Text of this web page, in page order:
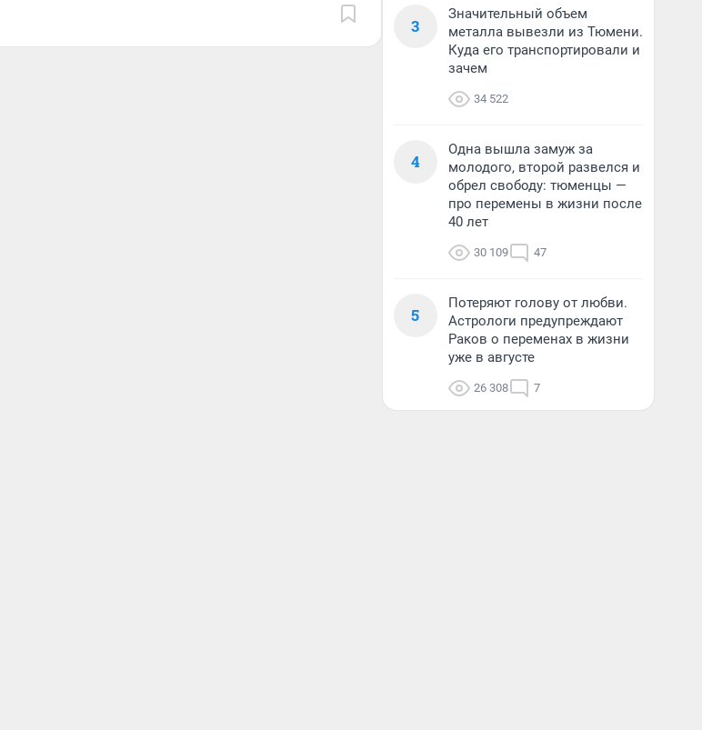
3
Значительный объем
металла вывезли из Тюмени.
Куда его транспортировали и
зачем
34 522
4
Одна вышла замуж за
молодого, второй развелся и
обрел свободу: тюменцы —
про перемены в жизни после
40 лет
30 109 47
5
Потеряют голову от любви.
Астрологи предупреждают
Раков о переменах в жизни
уже в августе
26 308 7